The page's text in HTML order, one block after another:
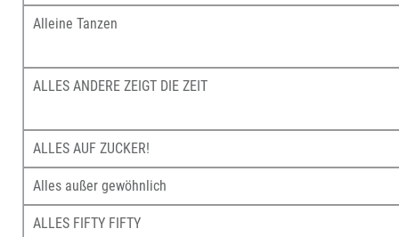
Alleine Tanzen
ALLES ANDERE ZEIGT DIE ZEIT
ALLES AUF ZUCKER!
Alles außer gewöhnlich
ALLES FIFTY FIFTY